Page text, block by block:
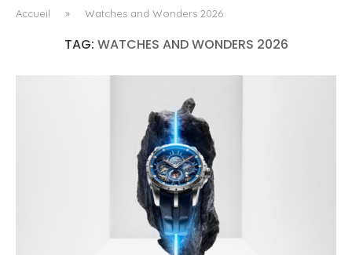
Accueil » Watches and Wonders 2026
TAG: WATCHES AND WONDERS 2026